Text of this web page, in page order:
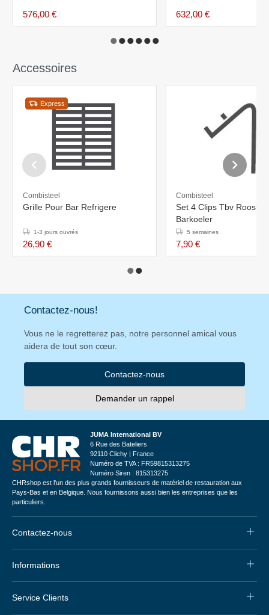
576,00 € 632,00 €
Accessoires
Express
Combisteel
Grille Pour Bar Refrigere
1-3 jours ouvrés
26,90 €
Combisteel
Set 4 Clips Tbv Rooster
Barkoeler
5 semaines
7,90 €
Contactez-nous!
Vous ne le regretterez pas, notre personnel amical vous
aidera de tout son cœur.
Contactez-nous
Demander un rappel
JUMA International BV
6 Rue des Bateliers
92110 Clichy | France
Numéro de TVA : FR59815313275
Numéro Siren : 815313275
CHRshop est l'un des plus grands fournisseurs de matériel de restauration aux
Pays-Bas et en Belgique. Nous fournissons aussi bien les entreprises que les
particuliers.
Contactez-nous
Informations
Service Clients